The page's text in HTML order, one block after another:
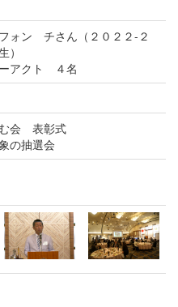
ォン チさん（２０２２-２
）
アクト ４名
む会 表彰式
の抽選会